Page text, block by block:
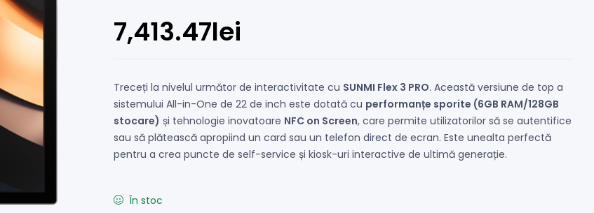
7,413.47lei
Treceți la nivelul următor de interactivitate cu SUNMI Flex 3 PRO. Această versiune de top a
sistemului All-in-One de 22 de inch este dotată cu performanțe sporite (6GB RAM/128GB
stocare) și tehnologie inovatoare NFC on Screen, care permite utilizatorilor să se autentifice
sau să plătească apropiind un card sau un telefon direct de ecran. Este unealta perfectă
pentru a crea puncte de self-service și kiosk-uri interactive de ultimă generație.
În stoc